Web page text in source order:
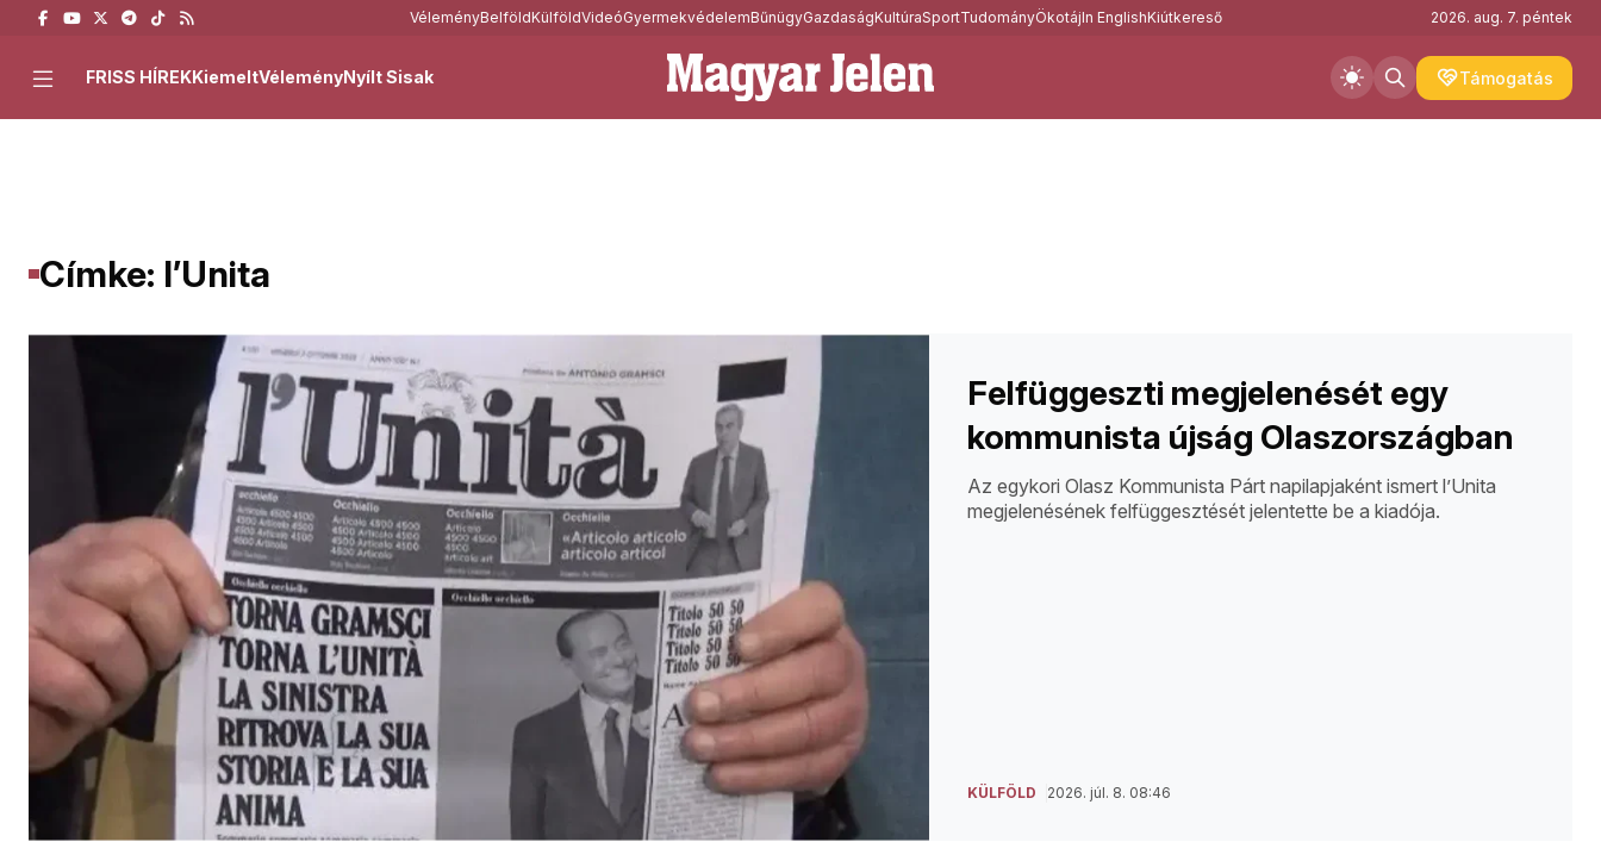
VéleményBelföldKülföldVideóGyermekvédelemBűnügyGazdaságKultúraSportTudományÖkotájIn EnglishKiútkereső 2026. aug. 7. péntek
Támogatás
FRISS HÍREKKiemeltVéleményNyílt Sisak
Címke: l’Unita
Felfüggeszti megjelenését egy
kommunista újság Olaszországban
Az egykori Olasz Kommunista Párt napilapjaként ismert l’Unita
megjelenésének felfüggesztését jelentette be a kiadója.
KÜLFÖLD 2026. júl. 8. 08:46